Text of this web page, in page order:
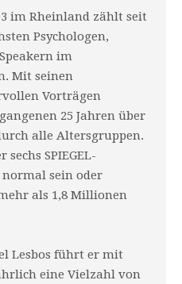
im Rheinland zählt seit
Psychologen,
im
Mit seinen
Vorträgen
25 Jahren über
alle Altersgruppen.
SPIEGEL-
sein oder
als 1,8 Millionen
Lesbos führt er mit
eine Vielzahl von